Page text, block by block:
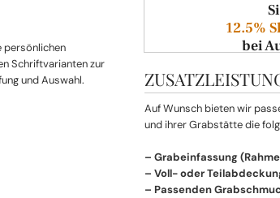
persönlichen
Schriftvarianten zur
und Auswahl.
12.5%
bei
Auf Wunsch bieten wir
und ihrer Grabstätte die
– Grabeinfassung
– Voll- oder
– Passenden